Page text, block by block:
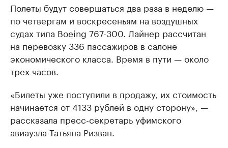
Полеты будут совершаться два раза в неделю —
по четвергам и воскресеньям на воздушных
судах типа Boeing 767-300. Лайнер рассчитан
на перевозку 336 пассажиров в салоне
экономического класса. Время в пути — около
трех часов.
«Билеты уже поступили в продажу, их стоимость
начинается от 4133 рублей в одну сторону», —
рассказала пресс-секретарь уфимского
авиаузла Татьяна Ризван.